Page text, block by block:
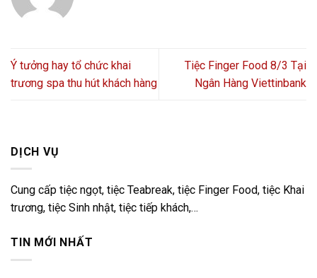
Ý tưởng hay tổ chức khai
trương spa thu hút khách hàng
Tiệc Finger Food 8/3 Tại
Ngân Hàng Viettinbank
DỊCH VỤ
Cung cấp tiệc ngọt, tiệc Teabreak, tiệc Finger Food, tiệc Khai
trương, tiệc Sinh nhật, tiệc tiếp khách,…
TIN MỚI NHẤT